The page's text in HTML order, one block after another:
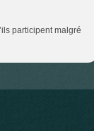
participent malgré